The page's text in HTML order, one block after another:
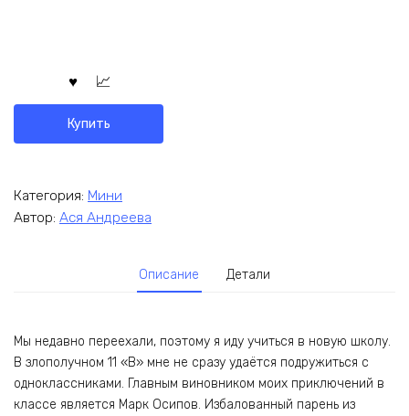
Купить
Категория: Мини
Автор: Ася Андреева
Описание Детали
Мы недавно переехали, поэтому я иду учиться в новую школу.
В злополучном 11 «В» мне не сразу удаётся подружиться с
одноклассниками. Главным виновником моих приключений в
классе является Марк Осипов. Избалованный парень из